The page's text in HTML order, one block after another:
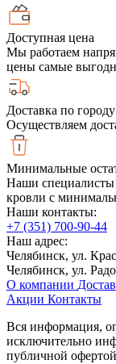
Доступная цена
Мы работаем
цены самые
Доставка по
Осуществляем
Минимальные
Наши
кровли с
Наши контакты:
+7 (351) 700-90-44
Наш адрес:
Челябинск, ул.
Челябинск, ул.
О компании
Акции Контакты
Вся информация,
исключительно
публичной